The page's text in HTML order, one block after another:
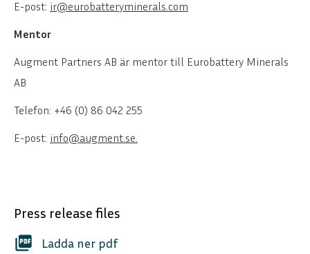
E-post: ir@eurobatteryminerals.com
Mentor
Augment Partners AB är mentor till Eurobattery Minerals
AB
Telefon: +46 (0) 86 042 255
E-post: info@augment.se.
Press release files
picture_as_pdf Ladda ner pdf